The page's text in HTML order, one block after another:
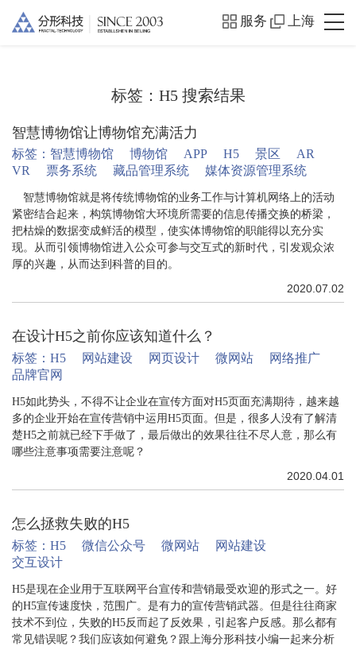
服务 上海
标签： H5搜索结果
智慧博物馆让博物馆充满活力
标签： 智慧博物馆 博物馆 APP H5 景区
AR
VR
票务系统 藏品管理系统 媒体资源管理系统
智慧博物馆就是将传统博物馆的业务工作与计算机网络上的活动
紧密结合起来，构筑博物馆大环境所需要的信息传播交换的桥梁，
把枯燥的数据变成鲜活的模型，使实体博物馆的职能得以充分实
现。从而引领博物馆进入公众可参与交互式的新时代，引发观众浓
厚的兴趣，从而达到科普的目的。
2020.07.02
在设计H5之前你应该知道什么？
标签： H5 网站建设 网页设计 微网站
网络推广
品牌官网
H5如此势头，不得不让企业在宣传方面对H5页面充满期待，越来越
多的企业开始在宣传营销中运用H5页面。但是，很多人没有了解清
楚H5之前就已经下手做了，最后做出的效果往往不尽人意，那么有
哪些注意事项需要注意呢？
2020.04.01
怎么拯救失败的H5
标签： H5 微信公众号 微网站
网站建设
交互设计
H5是现在企业用于互联网平台宣传和营销最受欢迎的形式之一。好
的H5宣传速度快，范围广。是有力的宣传营销武器。但是往往商家
技术不到位，失败的H5反而起了反效果，引起客户反感。那么都有
常见错误呢？我们应该如何避免？跟上海分形科技小编一起来分析